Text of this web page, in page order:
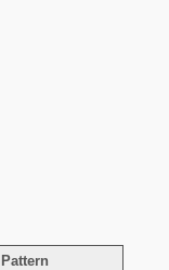
Pattern